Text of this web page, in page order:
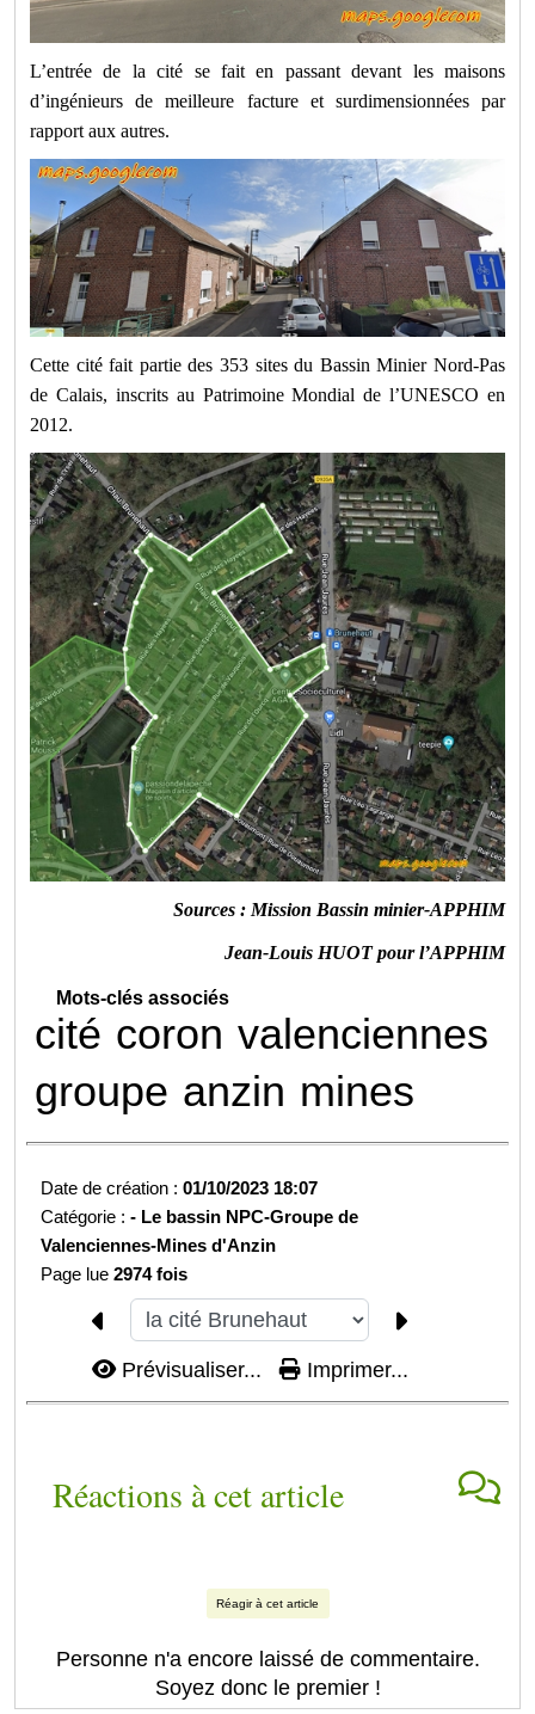
L’entrée de la cité se fait en passant devant les maisons
d’ingénieurs de meilleure facture et surdimensionnées par
rapport aux autres.
Cette cité fait partie des 353 sites du Bassin Minier Nord-Pas
de Calais, inscrits au Patrimoine Mondial de l’UNESCO en
2012.
Sources : Mission Bassin minier-APPHIM
Jean-Louis HUOT pour l’APPHIM
Mots-clés associés
cité coron valenciennes
groupe anzin mines
Date de création :01/10/2023 18:07
Catégorie :- Le bassin NPC-Groupe de
Valenciennes-Mines d'Anzin
Page lue2974 fois
Prévisualiser... Imprimer...
Réactions à cet article
Réagir à cet article
Personne n'a encore laissé de commentaire.
Soyez donc le premier !